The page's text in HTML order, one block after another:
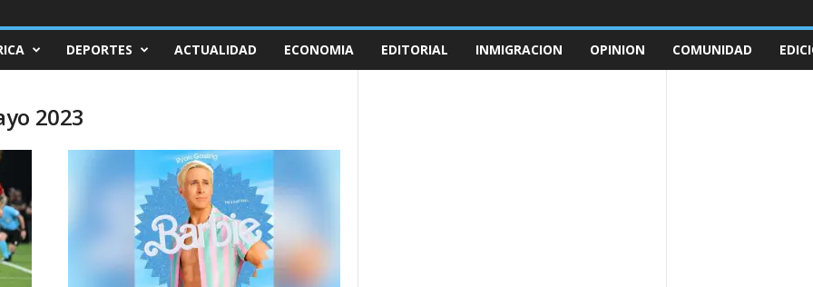
DEPORTES ACTUALIDAD ECONOMIA EDITORIAL INMIGRACION OPINION COMUNIDAD
2023